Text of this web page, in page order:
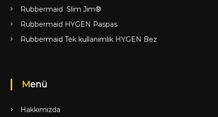
Rubbermaid Slim Jim®
Rubbermaid HYGEN Paspas
Rubbermaid Tek kullanımlık HYGEN Bez
Menü
Hakkımızda